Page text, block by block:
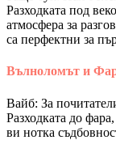
Разходката под
атмосфера за
са перфектни за
Вълноломът и
Вайб: За
Разходката до
ви нотка